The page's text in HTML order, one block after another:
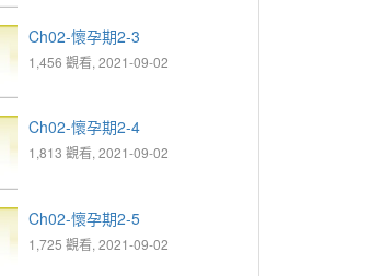
Ch02-懷孕期2-3
1,456 觀看, 2021-09-02
Ch02-懷孕期2-4
1,813 觀看, 2021-09-02
Ch02-懷孕期2-5
1,725 觀看, 2021-09-02